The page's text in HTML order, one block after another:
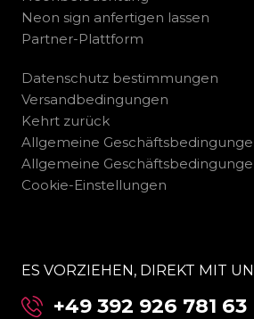
Neon sign anfertigen lassen
Partner-Plattform
Datenschutz bestimmungen
Versandbedingungen
Kehrt zurück
Allgemeine
Allgemeine
Cookie-Einstellungen
ES VORZIEHEN, DIREKT MIT
+49 392 926 781 63